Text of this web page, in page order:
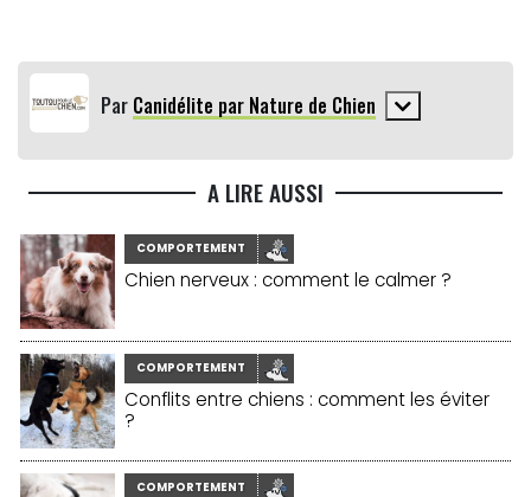
Par Canidélite par Nature de Chien
A LIRE AUSSI
COMPORTEMENT
Chien nerveux : comment le calmer ?
COMPORTEMENT
Conflits entre chiens : comment les éviter
?
COMPORTEMENT